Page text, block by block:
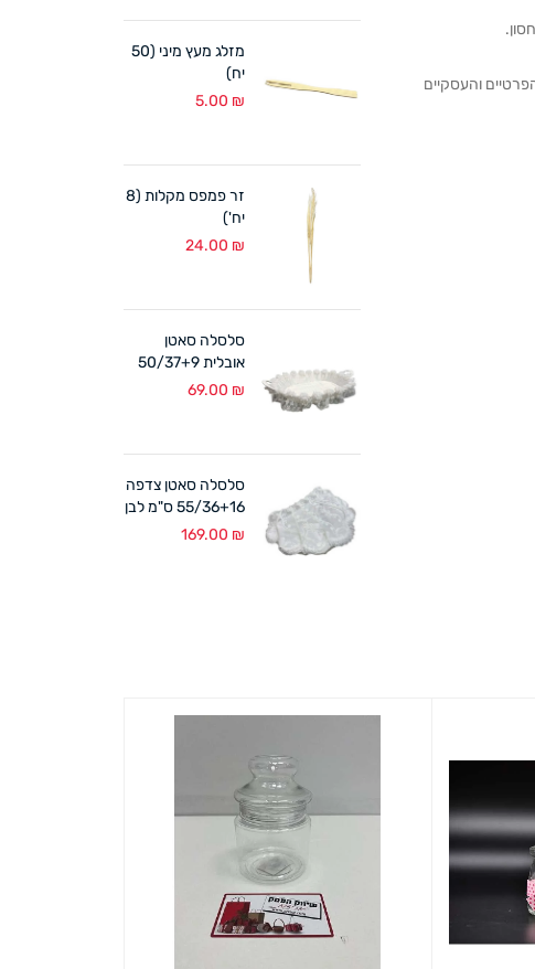
משרתים את לקוחותנו הפרטיים והעסקיים
מזלג מעץ מיני (50
יח)
5.00 ₪
זר פמפס מקלות (8
יח')
24.00 ₪
סלסלה סאטן
אובלית 50/37+9
ס"מ לבן
69.00 ₪
סלסלה סאטן צדפה
55/36+16 ס"מ לבן
169.00 ₪